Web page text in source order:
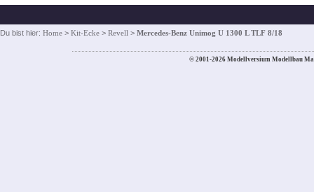
Du bist hier: Home > Kit-Ecke > Revell > Mercedes-Benz Unimog U 1300 L TLF 8/18
© 2001-2026 Modellversium Modellbau